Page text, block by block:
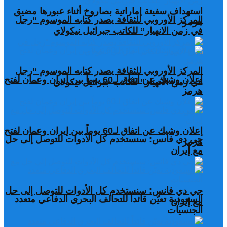
المركز الأوروبي للثقافة يصدر كتابه الموسوم “رجل
في زمن الانهيار” للكاتب جبرائيل نيكولاي
إعلان وشيك عن اتفاق لـ60 يوماً بين إيران وعمان لفتح
هرمز
جي دي فانس: سنستخدم كل الأدوات للتوصل إلى حل
مع إيران
السعودية تعيّن قائداً للتحالف البحري الدفاعي متعدد
الجنسيات
استهداف سفينة إماراتية بصاروخ أثناء عبورها مضيق
هرمز
المركز الأوروبي للثقافة يصدر كتابه الموسوم “رجل
في زمن الانهيار” للكاتب جبرائيل نيكولاي
إعلان وشيك عن اتفاق لـ60 يوماً بين إيران وعمان لفتح
هرمز
جي دي فانس: سنستخدم كل الأدوات للتوصل إلى حل
مع إيران